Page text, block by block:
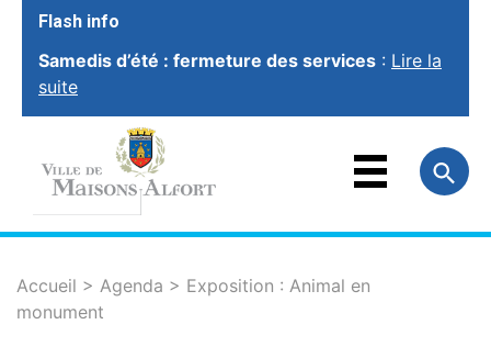
Flash info
Samedis d’été : fermeture des services : Lire la
suite
VOTRE MAIRIE
FAMILLEET ÉDUCATION
VOTRE CADREDE VIE
SOCIAL ET SOLIDARITÉ
VIE ÉCONOMIQUE
Accueil > Agenda > Exposition : Animal en
monument